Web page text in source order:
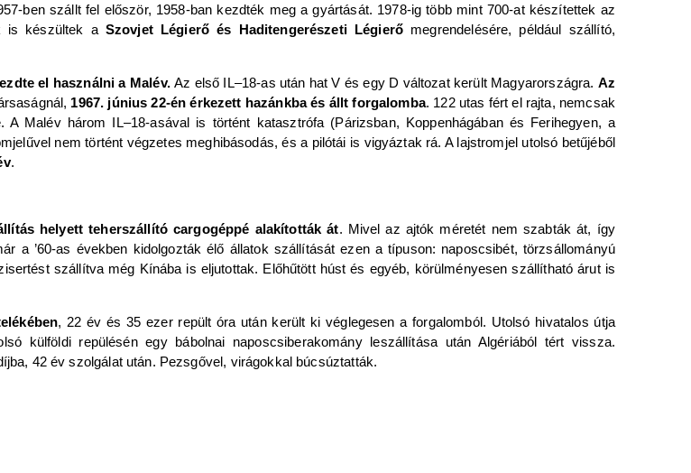
ben szállt fel először, 1958-ban kezdték meg a gyártását. 1978-ig több mint 700-at készítettek az
is készültek a Szovjet Légierő és Haditengerészeti Légierő megrendelésére, például szállító,
el használni a Malév.Az első IL‒18-as után hat V és egy D változat került Magyarországra. Az
1967. június 22-én érkezett hazánkba és állt forgalomba. 122 utas fért el rajta, nemcsak
Malév három IL‒18-asával is történt katasztrófa (Párizsban, Koppenhágában és Ferihegyen, a
nem történt végzetes meghibásodás, és a pilótái is vigyáztak rá. A lajstromjel utolsó betűjéből
.
helyett teherszállító cargogéppé alakították át. Mivel az ajtók méretét nem szabták át, így
a ’60-as években kidolgozták élő állatok szállítását ezen a típuson: naposcsibét, törzsállományú
szállítva még Kínába is eljutottak. Előhűtött húst és egyéb, körülményesen szállítható árut is
, 22 év és 35 ezer repült óra után került ki véglegesen a forgalomból. Utolsó hivatalos útja
külföldi repülésén egy bábolnai naposcsiberakomány leszállítása után Algériából tért vissza.
42 év szolgálat után. Pezsgővel, virágokkal búcsúztatták.